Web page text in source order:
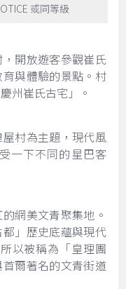
或同等級
開放遊客參觀崔氏
與體驗的景點。村
州崔氏古宅」。
村為主題，現代風
一下不同的星巴客
網美文青聚集地。
」歷史底蘊與現代
以被稱為「皇理團
爾著名的文青街道